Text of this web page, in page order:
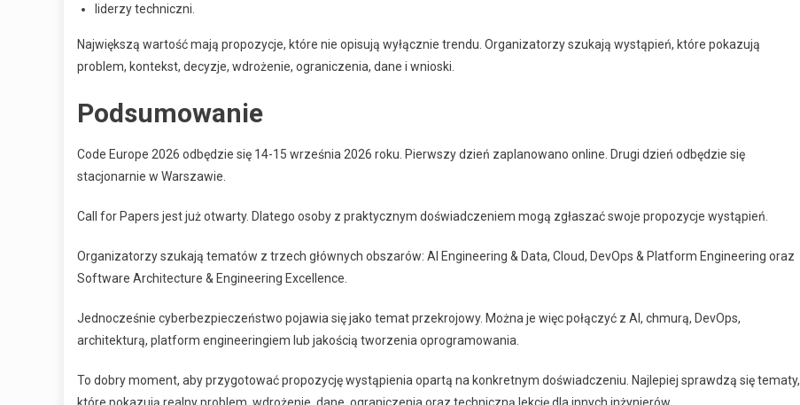
liderzy techniczni.
Największą wartość mają propozycje, które nie opisują wyłącznie trendu. Organizatorzy szukają wystąpień, które pokazują
problem, kontekst, decyzje, wdrożenie, ograniczenia, dane i wnioski.
Podsumowanie
Code Europe 2026 odbędzie się 14-15 września 2026 roku. Pierwszy dzień zaplanowano online. Drugi dzień odbędzie się
stacjonarnie w Warszawie.
Call for Papers jest już otwarty. Dlatego osoby z praktycznym doświadczeniem mogą zgłaszać swoje propozycje wystąpień.
Organizatorzy szukają tematów z trzech głównych obszarów: AI Engineering & Data, Cloud, DevOps & Platform Engineering oraz
Software Architecture & Engineering Excellence.
Jednocześnie cyberbezpieczeństwo pojawia się jako temat przekrojowy. Można je więc połączyć z AI, chmurą, DevOps,
architekturą, platform engineeringiem lub jakością tworzenia oprogramowania.
To dobry moment, aby przygotować propozycję wystąpienia opartą na konkretnym doświadczeniu. Najlepiej sprawdzą się tematy,
które pokazują realny problem, wdrożenie, dane, ograniczenia oraz techniczną lekcję dla innych inżynierów.